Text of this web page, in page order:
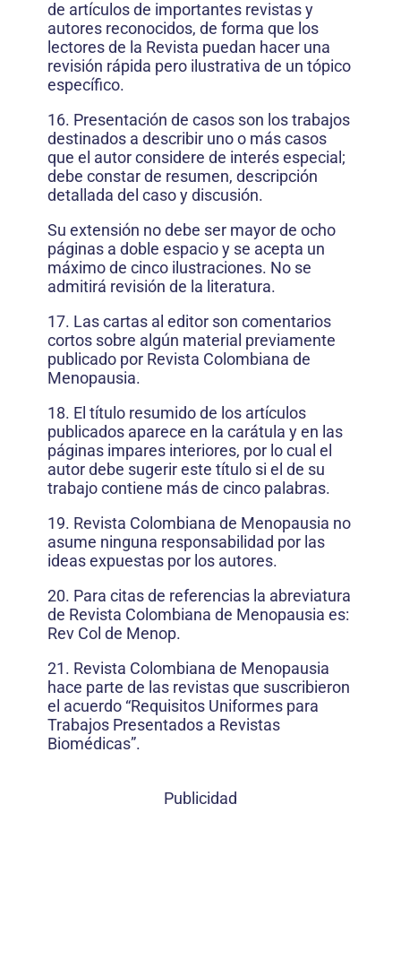
de artículos de importantes revistas y
autores reconocidos, de forma que los
lectores de la Revista puedan hacer una
revisión rápida pero ilustrativa de un tópico
específico.
16. Presentación de casos son los trabajos
destinados a describir uno o más casos
que el autor considere de interés especial;
debe constar de resumen, descripción
detallada del caso y discusión.
Su extensión no debe ser mayor de ocho
páginas a doble espacio y se acepta un
máximo de cinco ilustraciones. No se
admitirá revisión de la literatura.
17. Las cartas al editor son comentarios
cortos sobre algún material previamente
publicado por Revista Colombiana de
Menopausia.
18. El título resumido de los artículos
publicados aparece en la carátula y en las
páginas impares interiores, por lo cual el
autor debe sugerir este título si el de su
trabajo contiene más de cinco palabras.
19. Revista Colombiana de Menopausia no
asume ninguna responsabilidad por las
ideas expuestas por los autores.
20. Para citas de referencias la abreviatura
de Revista Colombiana de Menopausia es:
Rev Col de Menop.
21. Revista Colombiana de Menopausia
hace parte de las revistas que suscribieron
el acuerdo “Requisitos Uniformes para
Trabajos Presentados a Revistas
Biomédicas”.
Publicidad